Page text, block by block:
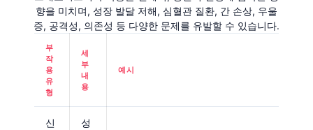
향을 미치며, 성장 발달 저해, 심혈관 질환, 간 손상, 우울
증, 공격성, 의존성 등 다양한 문제를 유발할 수 있습니다.
부
작
용
유
형
세
부
내
용
예시
신
성